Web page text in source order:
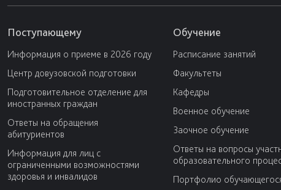
Поступающему
Информация о приеме в 2026 году
Центр довузовской подготовки
Подготовительное отделение для
иностранных граждан
Ответы на обращения
абитуриентов
Информация для лиц с
ограниченными возможностями
здоровья и инвалидов
Обучение
Расписание занятий
Факультеты
Кафедры
Военное обучение
Заочное обучение
Ответы на вопросы
образовательного
Портфолио